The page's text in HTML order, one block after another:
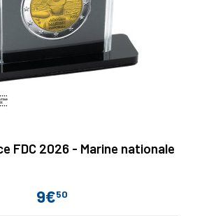
FDC 2026 - Marine nationale
Prix
9€50